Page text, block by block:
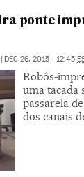
ponte
| DEC 26, 2015 - 12:45
Robôs-
uma tacada
passarela
dos canais